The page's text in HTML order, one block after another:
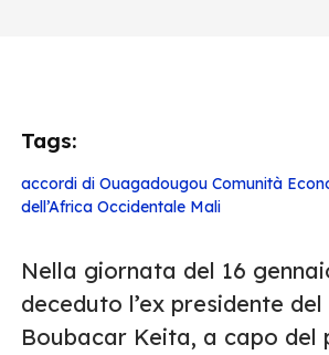
Tags:
accordi di Ouagadougou Comunità
dell’Africa Occidentale Mali
Nella giornata del 16
deceduto l’ex presidente
Boubacar Keita, a capo del